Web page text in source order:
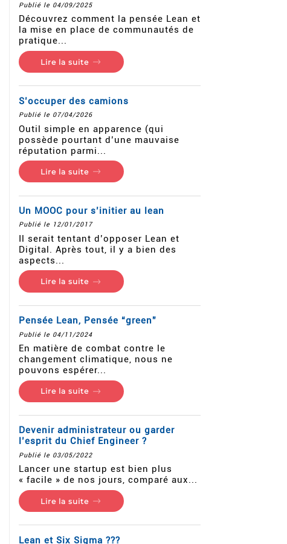
Publié le 04/09/2025
Découvrez comment la pensée Lean et
la mise en place de communautés de
pratique...
Lire la suite
S’occuper des camions
Publié le 07/04/2026
Outil simple en apparence (qui
possède pourtant d’une mauvaise
réputation parmi...
Lire la suite
Un MOOC pour s’initier au lean
Publié le 12/01/2017
Il serait tentant d’opposer Lean et
Digital. Après tout, il y a bien des
aspects...
Lire la suite
Pensée Lean, Pensée “green”
Publié le 04/11/2024
En matière de combat contre le
changement climatique, nous ne
pouvons espérer...
Lire la suite
Devenir administrateur ou garder
l’esprit du Chief Engineer ?
Publié le 03/05/2022
Lancer une startup est bien plus
« facile » de nos jours, comparé aux...
Lire la suite
Lean et Six Sigma ???